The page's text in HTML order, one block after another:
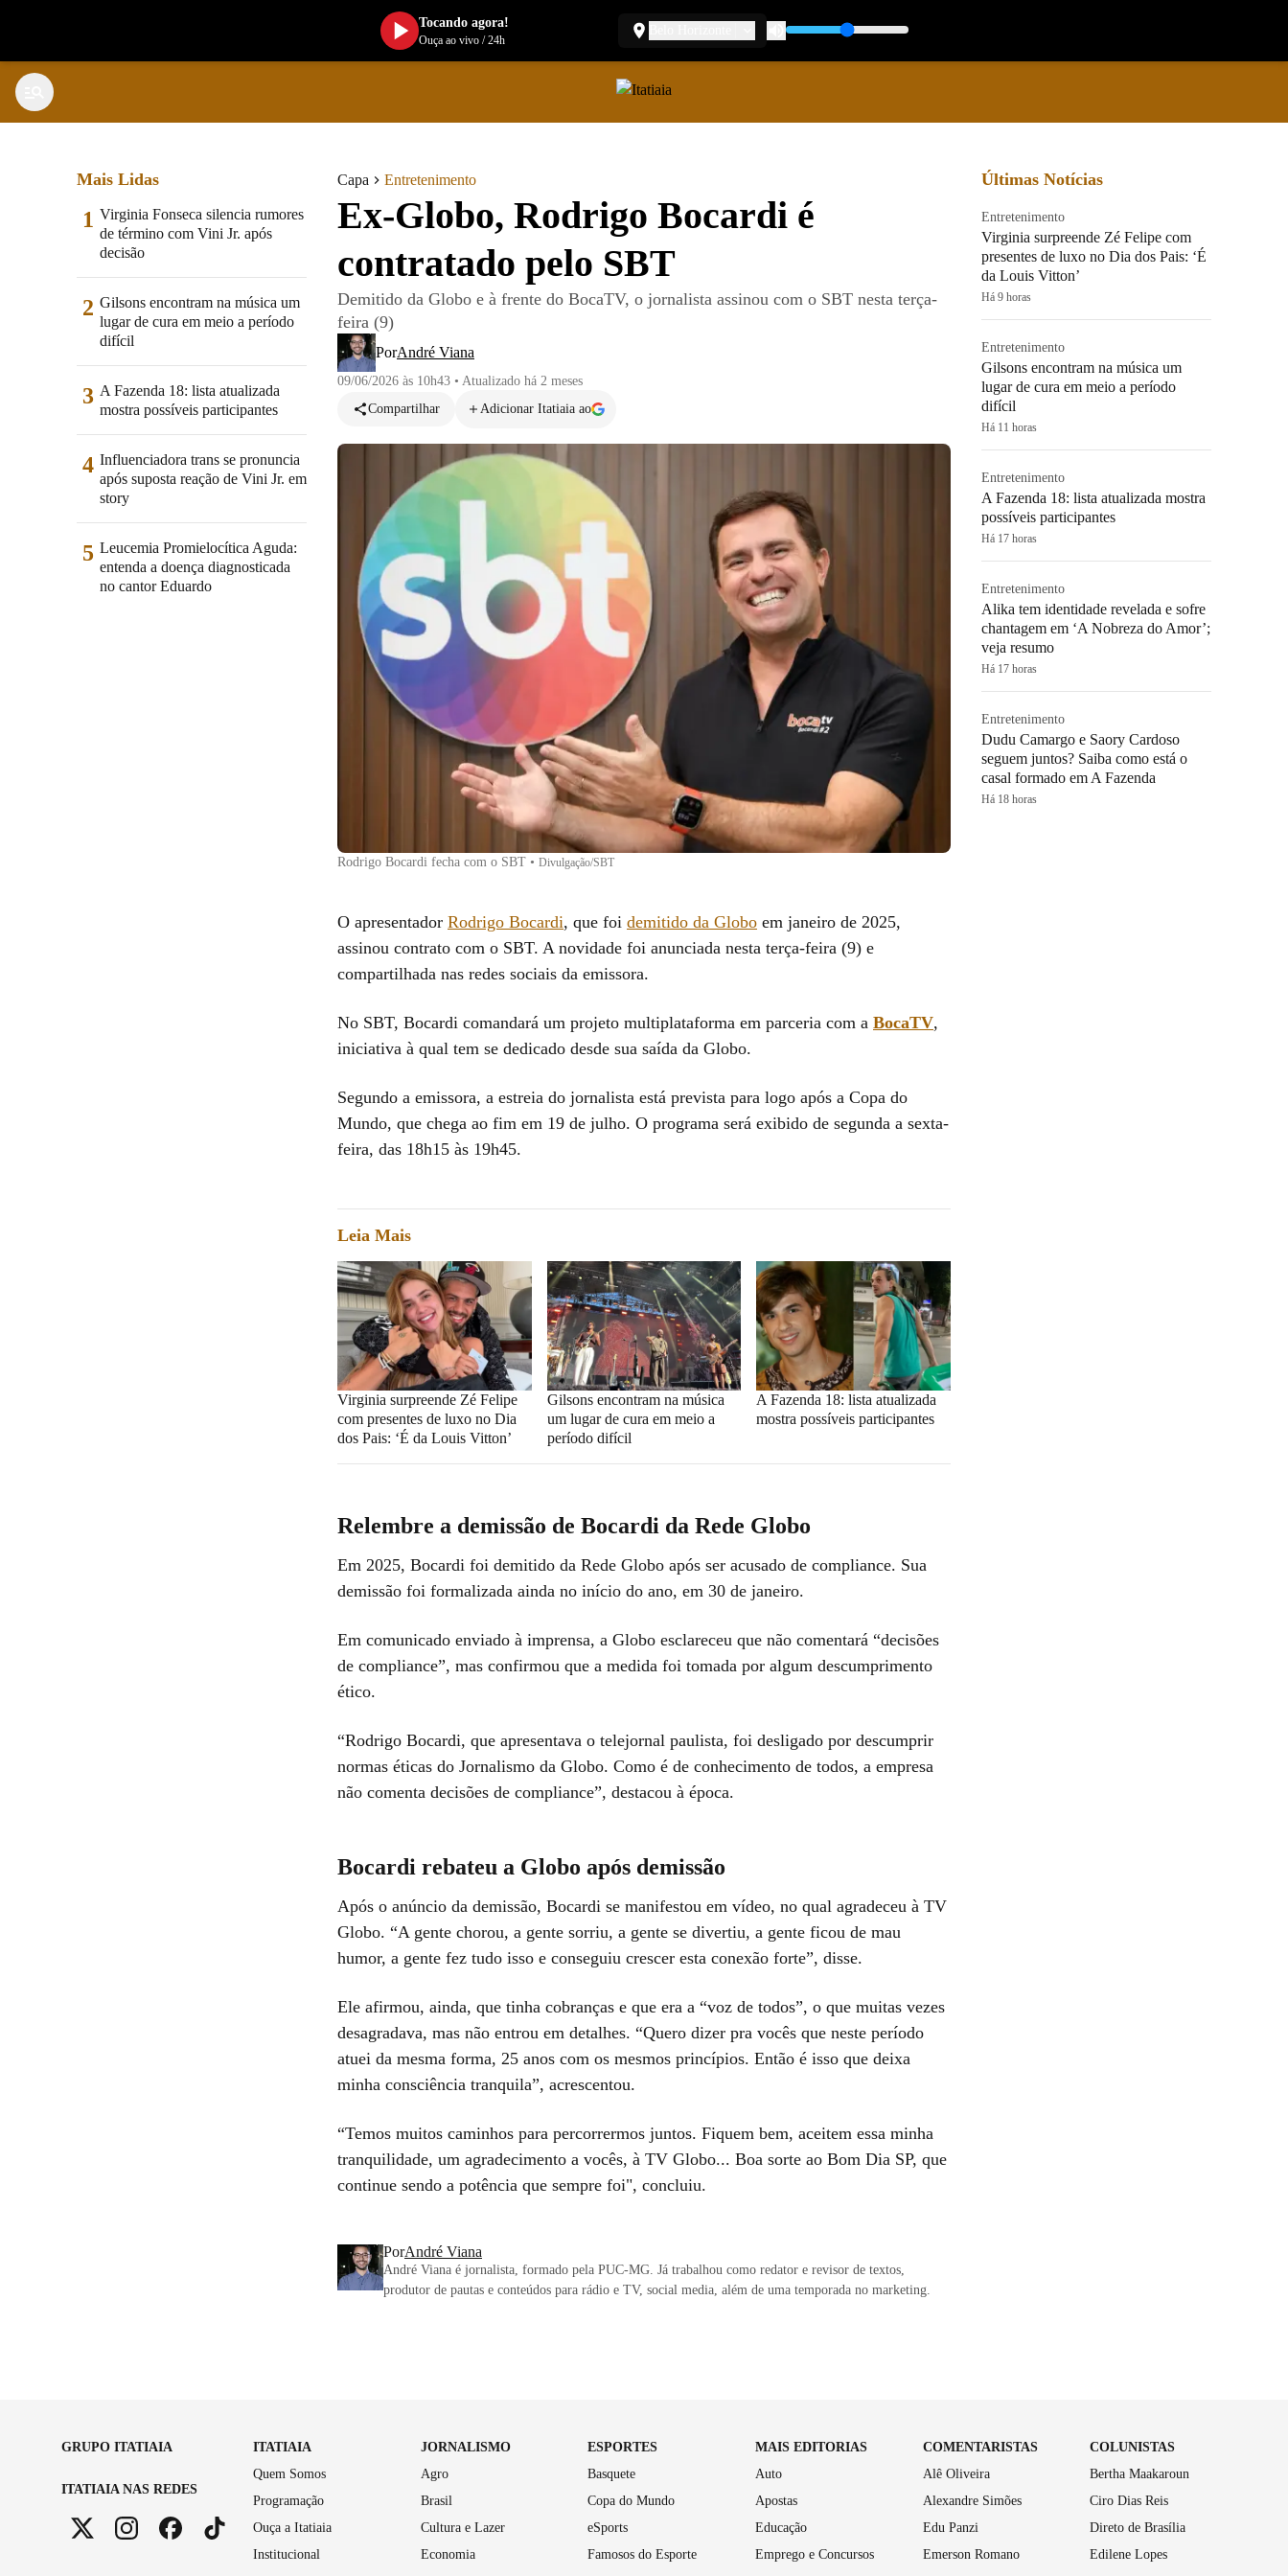
Capa Entretenimento
Ex-Globo, Rodrigo Bocardi é
contratado pelo SBT
Demitido da Globo e à frente do BocaTV, o jornalista assinou com o SBT nesta terça-
feira (9)
PorAndré Viana
09/06/2026 às 10h43 • Atualizado há 2 meses
Compartilhar
Adicionar Itatiaia ao
Rodrigo Bocardi fecha com o SBT • Divulgação/SBT
O apresentador Rodrigo Bocardi, que foi demitido da Globo em janeiro de 2025,
assinou contrato com o SBT. A novidade foi anunciada nesta terça-feira (9) e
compartilhada nas redes sociais da emissora.
No SBT, Bocardi comandará um projeto multiplataforma em parceria com a BocaTV,
iniciativa à qual tem se dedicado desde sua saída da Globo.
Segundo a emissora, a estreia do jornalista está prevista para logo após a Copa do
Mundo, que chega ao fim em 19 de julho. O programa será exibido de segunda a sexta-
feira, das 18h15 às 19h45.
Leia Mais
Virginia surpreende Zé Felipe
com presentes de luxo no Dia
dos Pais: ‘É da Louis Vitton’
Gilsons encontram na música
um lugar de cura em meio a
período difícil
A Fazenda 18: lista atualizada
mostra possíveis participantes
Relembre a demissão de Bocardi da Rede Globo
Em 2025, Bocardi foi demitido da Rede Globo após ser acusado de compliance. Sua
demissão foi formalizada ainda no início do ano, em 30 de janeiro.
Em comunicado enviado à imprensa, a Globo esclareceu que não comentará “decisões
de compliance”, mas confirmou que a medida foi tomada por algum descumprimento
ético.
“Rodrigo Bocardi, que apresentava o telejornal paulista, foi desligado por descumprir
normas éticas do Jornalismo da Globo. Como é de conhecimento de todos, a empresa
não comenta decisões de compliance”, destacou à época.
Bocardi rebateu a Globo após demissão
Após o anúncio da demissão, Bocardi se manifestou em vídeo, no qual agradeceu à TV
Globo. “A gente chorou, a gente sorriu, a gente se divertiu, a gente ficou de mau
humor, a gente fez tudo isso e conseguiu crescer esta conexão forte”, disse.
Ele afirmou, ainda, que tinha cobranças e que era a “voz de todos”, o que muitas vezes
desagradava, mas não entrou em detalhes. “Quero dizer pra vocês que neste período
atuei da mesma forma, 25 anos com os mesmos princípios. Então é isso que deixa
minha consciência tranquila”, acrescentou.
“Temos muitos caminhos para percorrermos juntos. Fiquem bem, aceitem essa minha
tranquilidade, um agradecimento a vocês, à TV Globo... Boa sorte ao Bom Dia SP, que
continue sendo a potência que sempre foi", concluiu.
PorAndré Viana
André Viana é jornalista, formado pela PUC-MG. Já trabalhou como redator e revisor de textos,
produtor de pautas e conteúdos para rádio e TV, social media, além de uma temporada no marketing.
Mais Lidas
1 Virginia Fonseca silencia rumores
de término com Vini Jr. após
decisão
2 Gilsons encontram na música um
lugar de cura em meio a período
difícil
3 A Fazenda 18: lista atualizada
mostra possíveis participantes
4 Influenciadora trans se pronuncia
após suposta reação de Vini Jr. em
story
5 Leucemia Promielocítica Aguda:
entenda a doença diagnosticada
no cantor Eduardo
Últimas Notícias
Entretenimento
Virginia surpreende Zé Felipe com
presentes de luxo no Dia dos Pais: ‘É
da Louis Vitton’
Há 9 horas
Entretenimento
Gilsons encontram na música um
lugar de cura em meio a período
difícil
Há 11 horas
Entretenimento
A Fazenda 18: lista atualizada mostra
possíveis participantes
Há 17 horas
Entretenimento
Alika tem identidade revelada e sofre
chantagem em ‘A Nobreza do Amor’;
veja resumo
Há 17 horas
Entretenimento
Dudu Camargo e Saory Cardoso
seguem juntos? Saiba como está o
casal formado em A Fazenda
Há 18 horas
GRUPO ITATIAIA
ITATIAIA NAS REDES
ITATIAIA
Quem Somos
Programação
Ouça a Itatiaia
Institucional
JORNALISMO
Agro
Brasil
Cultura e Lazer
Economia
ESPORTES
Basquete
Copa do Mundo
eSports
Famosos do Esporte
MAIS EDITORIAS
Auto
Apostas
Educação
Emprego e Concursos
COMENTARISTAS
Alê Oliveira
Alexandre Simões
Edu Panzi
Emerson Romano
COLUNISTAS
Bertha Maakaroun
Ciro Dias Reis
Direto de Brasília
Edilene Lopes
Tocando agora!
Ouça ao vivo/24h